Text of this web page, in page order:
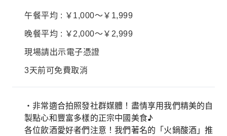
午餐平均 : ￥1,000～￥1,999
晚餐平均 : ￥2,000～￥2,999
現場請出示電子憑證
3天前可免費取消
・非常適合拍照發社群媒體！盡情享用我們精美的自
製點心和豐富多樣的正宗中國美食♪
各位飲酒愛好者們注意！我們著名的「火鍋酸酒」推